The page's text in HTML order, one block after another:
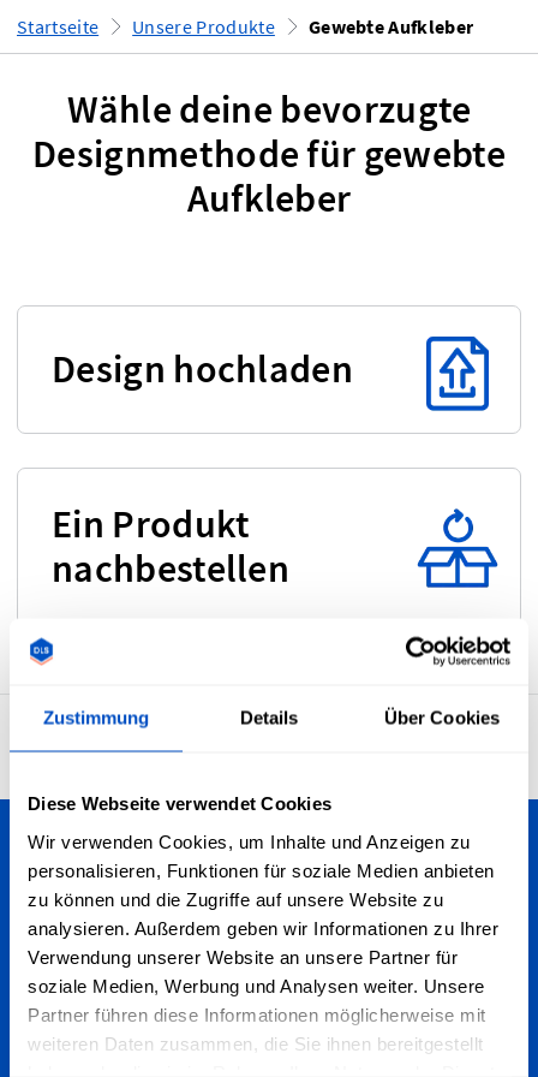
Zustimmung Details Über Cookies
Diese Webseite verwendet Cookies
Wir verwenden Cookies, um Inhalte und Anzeigen zu
personalisieren, Funktionen für soziale Medien anbieten
zu können und die Zugriffe auf unsere Website zu
analysieren. Außerdem geben wir Informationen zu Ihrer
Verwendung unserer Website an unsere Partner für
soziale Medien, Werbung und Analysen weiter. Unsere
Partner führen diese Informationen möglicherweise mit
weiteren Daten zusammen, die Sie ihnen bereitgestellt
Startseite Unsere Produkte Gewebte Aufkleber
Wähle deine bevorzugte
Designmethode für gewebte
Aufkleber
Design hochladen
Ein Produkt
nachbestellen
4,7
Personalisiere deine Kreationen
Wir versenden nach ganz Deutschland - egal, ob du in
Berlin, Köln, Frankfurt, München oder anderswo wohnst.
Wir versenden zudem weltweit!
Für den Newsletter anmelden